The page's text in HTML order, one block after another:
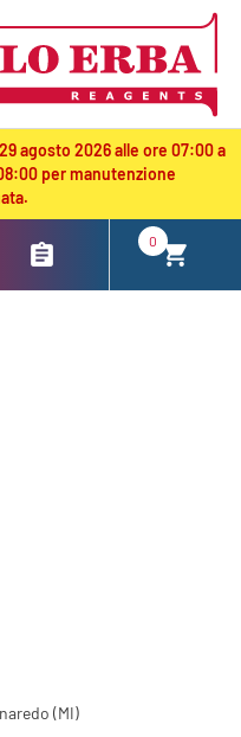
agosto 2026 alle ore 07:00 a
per manutenzione
0
(MI)